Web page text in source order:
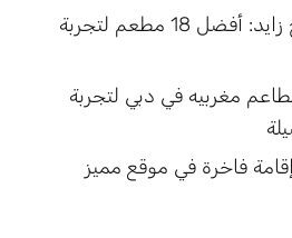
مطاعم شارع الشيخ زايد: أفضل 18 مطعم لتجربة
أفضل 12 مطاعم مغربيه في دبي لتجربة
فاخرة في موقع مميز